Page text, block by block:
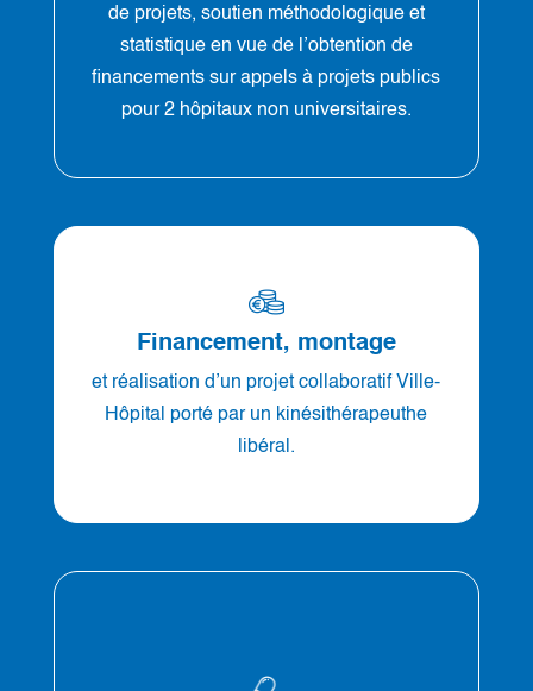
de projets, soutien méthodologique et
statistique en vue de l’obtention de
financements sur appels à projets publics
pour 2 hôpitaux non universitaires.
Financement, montage
et réalisation d’un projet collaboratif Ville-
Hôpital porté par un kinésithérapeuthe
libéral.